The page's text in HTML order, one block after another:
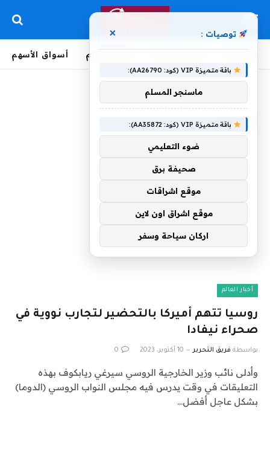
أخبار العالم أسواق الأسهم
لتجارب
أخبار العالم
روسيا تتهم أميركا بالتحضير لتجارب نووية في
صحراء نيفادا
بواسطة فريق التحرير 10 أكتوبر، 2023 0
وأدلى نائب وزير الخارجية الروسي سيرغي ريابكوف بهذه
التعليقات في وقت يدرس فيه مجلس النواب الروسي (الدوما)
بشكل عاجل أفضل…
توصيات : ×
باقة متميزة VIP (كود: AA26790):
ماسنجر المسلم
باقة متميزة VIP (كود: AA35872):
ضوء التعليمي
صحيفة برق
موقع اشراقات
موقع اشراق اون لاين
اركان سياحة وسفر